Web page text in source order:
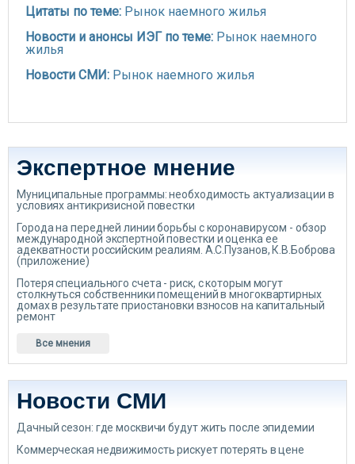
Цитаты по теме: Рынок наемного жилья
Новости и анонсы ИЭГ по теме: Рынок наемного
жилья
Новости СМИ: Рынок наемного жилья
Экспертное мнение
Муниципальные программы: необходимость актуализации в
условиях антикризисной повестки
Города на передней линии борьбы с коронавирусом - обзор
международной экспертной повестки и оценка ее
адекватности российским реалиям. А.С.Пузанов, К.В.Боброва
(приложение)
Потеря специального счета - риск, с которым могут
столкнуться собственники помещений в многоквартирных
домах в результате приостановки взносов на капитальный
ремонт
Все мнения
Новости СМИ
Дачный сезон: где москвичи будут жить после эпидемии
Коммерческая недвижимость рискует потерять в цене